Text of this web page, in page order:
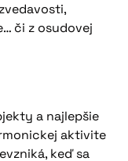
či z osudovej
a najlepšie
aktivite
keď sa